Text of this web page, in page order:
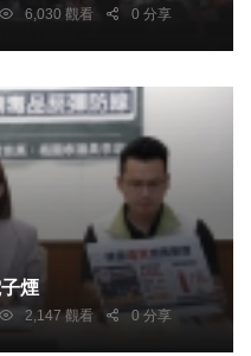
6,030 觀看 0 分享
煙
2,147 觀看 0 分享